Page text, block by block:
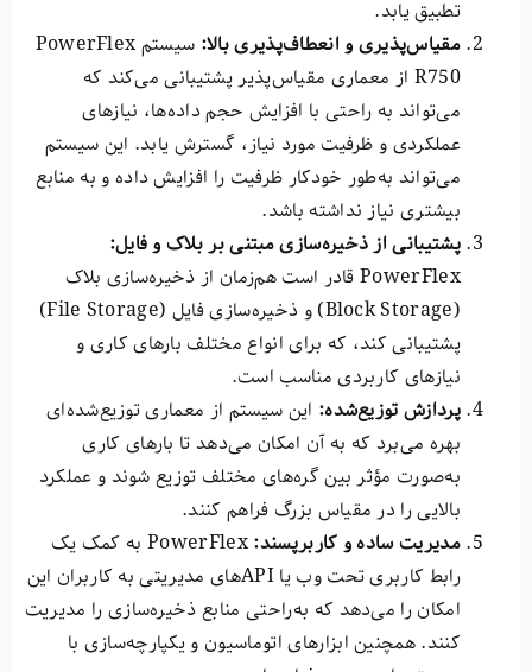
تطبیق یابد.
مقیاس‌پذیری و انعطاف‌پذیری بالا:
سیستم PowerFlex
R750 از معماری مقیاس‌پذیر پشتیبانی می‌کند که
می‌تواند به راحتی با افزایش حجم داده‌ها، نیازهای
عملکردی و ظرفیت مورد نیاز، گسترش یابد. این سیستم
می‌تواند به‌طور خودکار ظرفیت را افزایش داده و به منابع
بیشتری نیاز نداشته باشد.
پشتیبانی از ذخیره‌سازی مبتنی بر بلاک و فایل:
PowerFlex قادر است هم‌زمان از ذخیره‌سازی بلاک
(Block Storage) و ذخیره‌سازی فایل (File Storage)
پشتیبانی کند، که برای انواع مختلف بارهای کاری و
نیازهای کاربردی مناسب است.
پردازش توزیع‌شده: این سیستم از معماری توزیع‌شده‌ای
بهره می‌برد که به آن امکان می‌دهد تا بارهای کاری
به‌صورت مؤثر بین گره‌های مختلف توزیع شوند و عملکرد
بالایی را در مقیاس بزرگ فراهم کنند.
مدیریت ساده و کاربرپسند:
PowerFlex به کمک یک
رابط کاربری تحت وب یا APIهای مدیریتی به کاربران این
امکان را می‌دهد که به‌راحتی منابع ذخیره‌سازی را مدیریت
کنند. همچنین ابزارهای اتوماسیون و یکپارچه‌سازی با